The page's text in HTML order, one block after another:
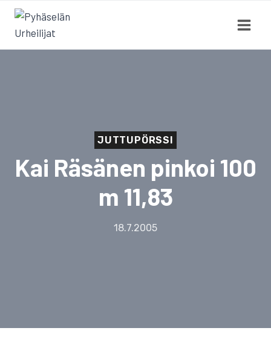
Siirry
sisältöön
JUTTUPÖRSSI
Kai Räsänen pinkoi 100
m 11,83
18.7.2005